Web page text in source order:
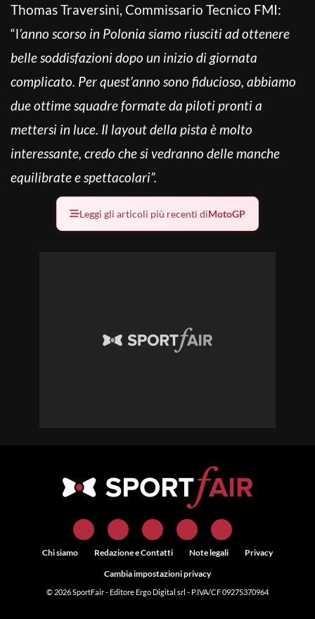
Thomas Traversini, Commissario Tecnico FMI:
“l’anno scorso in Polonia siamo riusciti ad ottenere
belle soddisfazioni dopo un inizio di giornata
complicato. Per quest’anno sono fiducioso, abbiamo
due ottime squadre formate da piloti pronti a
mettersi in luce. Il layout della pista è molto
interessante, credo che si vedranno delle manche
equilibrate e spettacolari”.
Leggi gli articoli più recenti diMotoGP
Chi siamo Redazione e Contatti Note legali
Privacy
Cambia impostazioni privacy
© 2026SportFair- Editore Ergo Digital srl - P.IVA/CF 09275370964